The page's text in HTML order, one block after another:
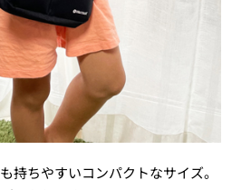
持ちやすいコンパクトなサイズ。